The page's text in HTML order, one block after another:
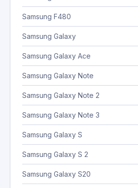
Samsung F480
Samsung Galaxy
Samsung Galaxy Ace
Samsung Galaxy Note
Samsung Galaxy Note 2
Samsung Galaxy Note 3
Samsung Galaxy S
Samsung Galaxy S 2
Samsung Galaxy S20